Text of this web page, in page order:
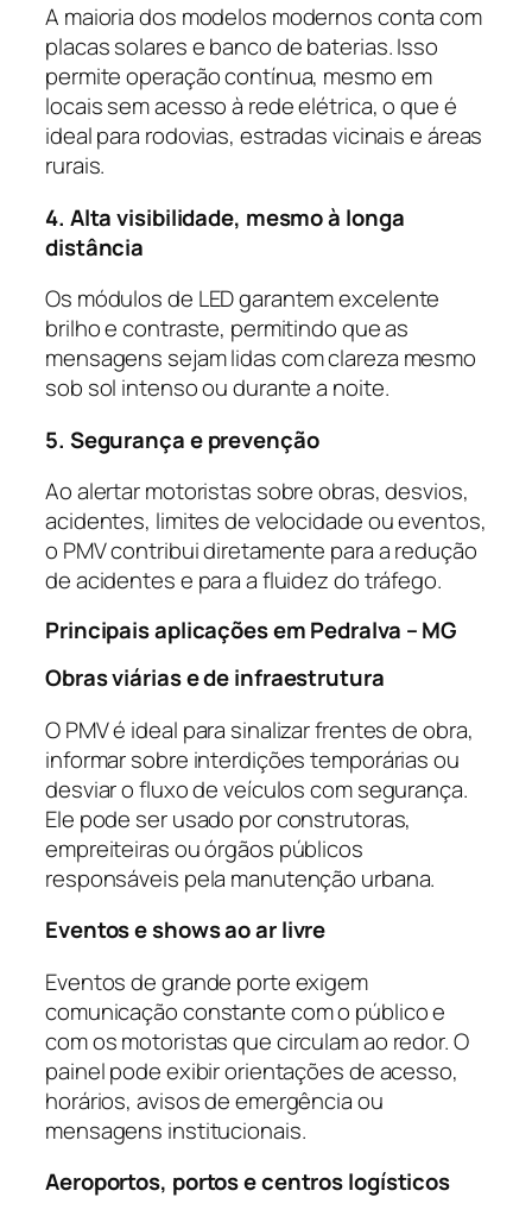
A maioria dos modelos modernos conta com
placas solares e banco de baterias. Isso
permite operação contínua, mesmo em
locais sem acesso à rede elétrica, o que é
ideal para rodovias, estradas vicinais e áreas
rurais.
4. Alta visibilidade, mesmo à longa
distância
Os módulos de LED garantem excelente
brilho e contraste, permitindo que as
mensagens sejam lidas com clareza mesmo
sob sol intenso ou durante a noite.
5. Segurança e prevenção
Ao alertar motoristas sobre obras, desvios,
acidentes, limites de velocidade ou eventos,
o PMV contribui diretamente para a redução
de acidentes e para a fluidez do tráfego.
Principais aplicações em Pedralva – MG
Obras viárias e de infraestrutura
O PMV é ideal para sinalizar frentes de obra,
informar sobre interdições temporárias ou
desviar o fluxo de veículos com segurança.
Ele pode ser usado por construtoras,
empreiteiras ou órgãos públicos
responsáveis pela manutenção urbana.
Eventos e shows ao ar livre
Eventos de grande porte exigem
comunicação constante com o público e
com os motoristas que circulam ao redor. O
painel pode exibir orientações de acesso,
horários, avisos de emergência ou
mensagens institucionais.
Aeroportos, portos e centros logísticos